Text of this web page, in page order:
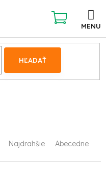
HĽADAŤ
NÁKUPNÝ
KOŠÍK
Najdrahšie Abecedne